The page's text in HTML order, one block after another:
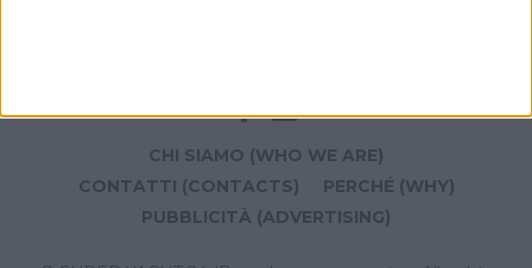
CHI SIAMO (WHO WE ARE)
CONTATTI (CONTACTS)
PERCHÉ (WHY)
PUBBLICITÀ (ADVERTISING)